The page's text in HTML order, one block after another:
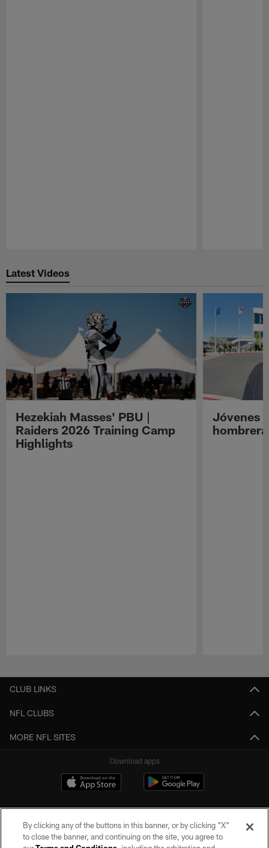
Latest Videos
Hezekiah Masses' PBU |
Raiders 2026 Training Camp
Highlights
Jóvenes
CLUB LINKS
NFL CLUBS
MORE NFL SITES
Download apps
By clicking any of the buttons in this banner, or by clicking "X"
to close the banner, and continuing on the site, you agree to